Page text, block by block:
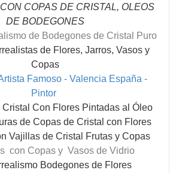
COPAS DE CRISTAL, OLEOS
DE BODEGONES
de Bodegones de Cristal Puro
de Flores, Jarros, Vasos y
Copas
Famoso - Valencia España -
Pintor
Cristal Con Flores Pintadas al Óleo
de Copas de Cristal con Flores
Vajillas de Cristal Frutas y Copas
con Copas y Vasos de Vidrio
Bodegones de Flores